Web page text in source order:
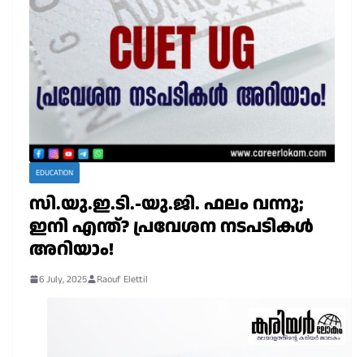
EDUCATION
സി.യു.ഇ.ടി.-യു.ജി. ഫലം വന്നു;
ഇനി എന്ത്? പ്രവേശന നടപടികൾ
അറിയാം!
6 July, 2025 Raouf Elettil